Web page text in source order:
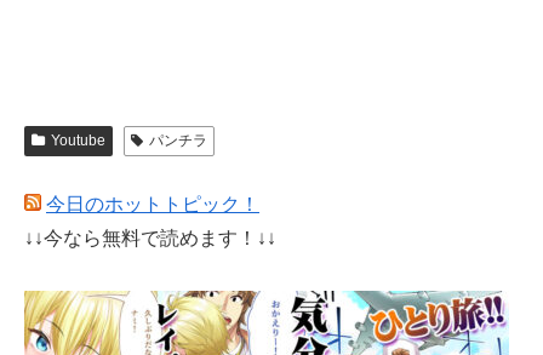
Youtube パンチラ
今日のホットトピック！
↓↓今なら無料で読めます！↓↓